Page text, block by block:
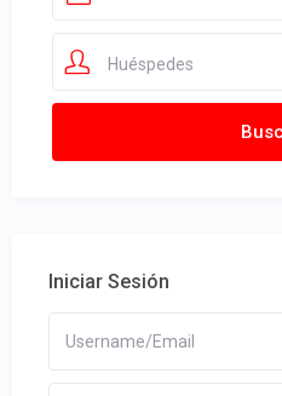
Huéspedes
Iniciar Sesión